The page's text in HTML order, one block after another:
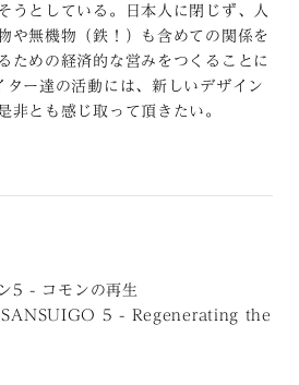
うとしている。日本人に閉じず、人
や無機物（鉄！）も含めての関係を
ための経済的な営みをつくることに
ー達の活動には、新しいデザイン
非とも感じ取って頂きたい。
5 - コモンの再生
SANSUIGO 5 - Regenerating the